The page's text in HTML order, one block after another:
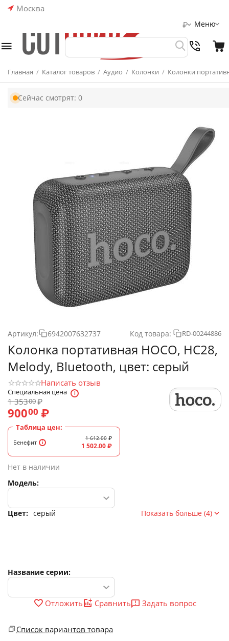
Москва
Меню
₽
Главная / Каталог товаров / Аудио / Колонки / Колонки
Сейчас смотрят: 0
Артикул: 6942007632737 Код товара: RD-00244886
Колонка портативная HOCO, HC28,
Melody, Bluetooth, цвет: серый
Написать отзыв
Специальная цена
1 35300₽
90000 ₽
Таблица цен:
Бенефит
1 612.00 ₽
1 502.00₽
Нет в наличии
Модель:
Цвет: серый Показать больше (4)
Название серии:
Отложить Сравнить Задать вопрос
Список вариантов товара